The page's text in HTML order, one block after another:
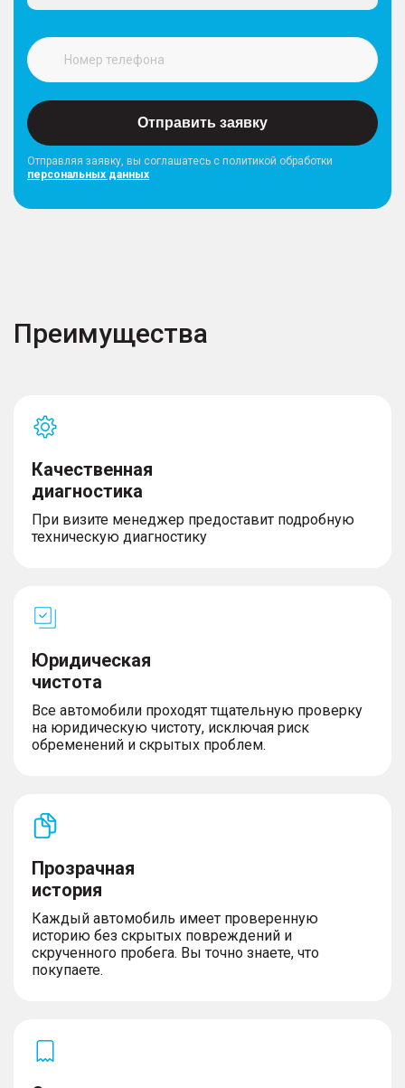
Отправить заявку
Отправляя заявку, вы соглашатесь с политикой обработки
персональных данных
Преимущества
Качественная
диагностика
При визите менеджер предоставит подробную
техническую диагностику
Юридическая
чистота
Все автомобили проходят тщательную проверку
на юридическую чистоту, исключая риск
обременений и скрытых проблем.
Прозрачная
история
Каждый автомобиль имеет проверенную
историю без скрытых повреждений и
скрученного пробега. Вы точно знаете, что
покупаете.